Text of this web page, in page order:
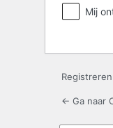
Mij
Registreren
← Ga naar